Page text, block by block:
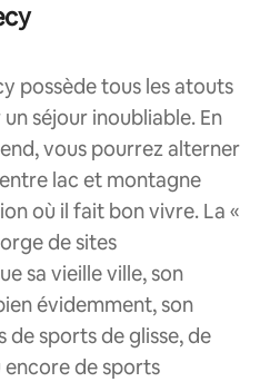
possède tous les atouts
séjour inoubliable. En
vous pourrez alterner
lac et montagne
où il fait bon vivre. La «
de sites
sa vieille ville, son
évidemment, son
de sports de glisse, de
encore de sports